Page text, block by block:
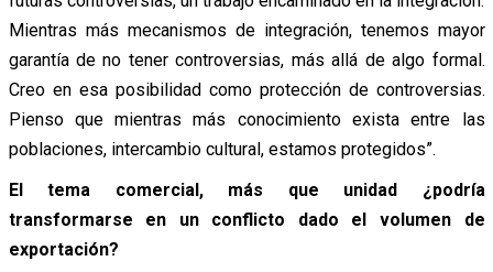
Mientras más mecanismos de integración, tenemos mayor
garantía de no tener controversias, más allá de algo formal.
Creo en esa posibilidad como protección de controversias.
Pienso que mientras más conocimiento exista entre las
poblaciones, intercambio cultural, estamos protegidos”.
El tema comercial, más que unidad ¿podría
transformarse en un conflicto dado el volumen de
exportación?